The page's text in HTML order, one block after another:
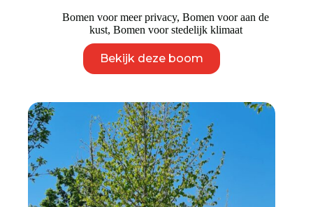
Bomen voor meer privacy,Bomen voor aan de
kust, Bomen voor stedelijk klimaat
Bekijk deze boom
product
heeft
Deze
optie
kan
gekozen
worden
op
de
productpagina